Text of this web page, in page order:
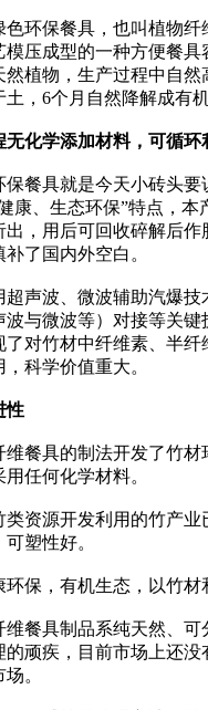
色环保餐具，也叫植物
模压成型的一种方便餐
然植物，生产过程中自
土，6个月自然降解成有
无化学添加材料，可循环
保餐具就是今天小砖头
康、生态环保”特点，
出，用后可回收碎解后
了国内外空白。
超声波、微波辅助汽爆
波与微波等）对接等关
了对竹材中纤维素、半
科学价值重大。
性
维餐具的制法开发了竹
任何化学材料。
类资源开发利用的竹产
塑性好。
环保，有机生态，以竹材
维餐具制品系纯天然、
的顽疾，目前市场上还
。